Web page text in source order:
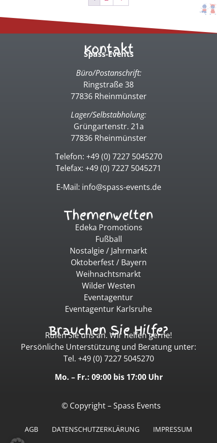
Kontakt
Spass-Events
Büro/Postanschrift:
Ringstraße 38
77836 Rheinmünster
Lager/Selbstabholung:
Grüngartenstr. 21a
77836 Rheinmünster
Telefon: +49 (0) 7227 5045270
Telefax: +49 (0) 7227 5045271
E-Mail: info@spass-events.de
Themenwelten
Edeka Promotions
Fußball
Nostalgie / Jahrmarkt
Oktoberfest / Bayern
Weihnachtsmarkt
Wilder Westen
Eventagentur
Eventagentur Karlsruhe
Brauchen Sie Hilfe?
Rufen Sie uns an. Wir helfen gerne!
Persönliche Unterstützung und Beratung unter:
Tel. +49 (0) 7227 5045270
Mo. – Fr.: 09:00 bis 17:00 Uhr
© Copyright – Spass Events
AGB DATENSCHUTZERKLÄRUNG IMPRESSUM